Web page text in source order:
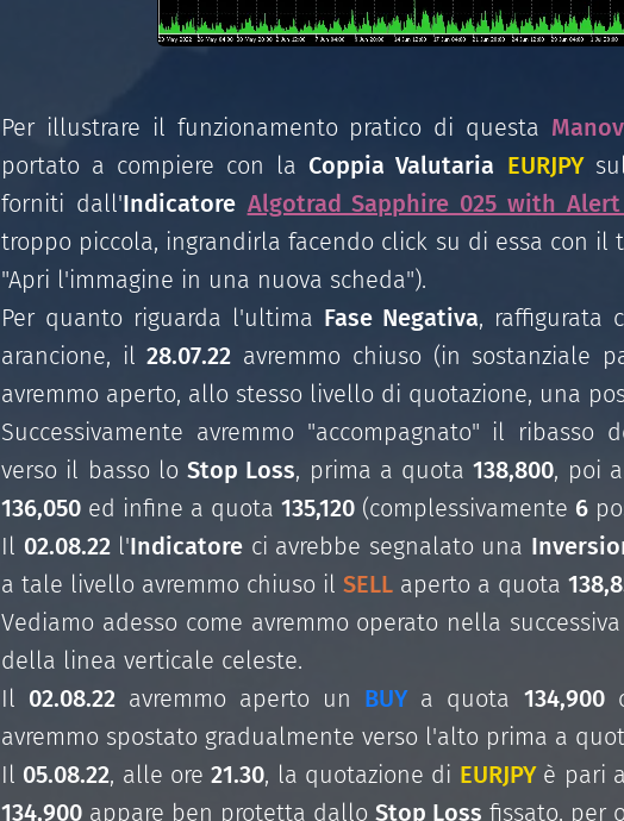
Per illustrare il funzionamento pratico di questa
portato a compiere con la Coppia Valutaria EURJPYsul
forniti dall'Indicatore Algotrad Sapphire 025 with
troppo piccola, ingrandirla facendo click su di essa con
"Apri l'immagine in una nuova scheda").
Per quanto riguarda l'ultima Fase Negativa, raffigurata
arancione, il28.07.22 avremmo chiuso (in sostanziale
avremmo aperto, allo stesso livello di quotazione, una
Successivamente avremmo "accompagnato" il ribasso
verso il basso lo Stop Loss, prima a quota138,800, poi
136,050 ed infine a quota 135,120 (complessivamente 6
Il 02.08.22l'Indicatore ci avrebbe segnalato una
a tale livello avremmo chiuso il SELL aperto a quota
Vediamo adesso come avremmo operato nella successiva
della linea verticale celeste.
Il 02.08.22 avremmo aperto un BUYa quota 134,900
avremmo spostato gradualmente verso l'alto prima a
Il 05.08.22, alle ore21.30, la quotazione di EURJPYè pari
134,900 appare ben protetta dallo Stop Loss fissato, per